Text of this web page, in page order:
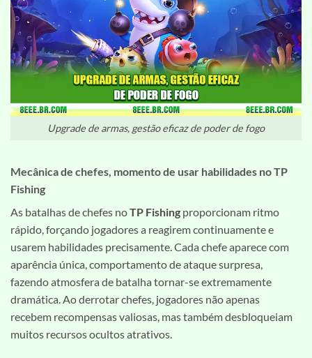
Upgrade de armas, gestão eficaz de poder de fogo
Mecânica de chefes, momento de usar habilidades no TP
Fishing
As batalhas de chefes noTP Fishing proporcionam ritmo
rápido, forçando jogadores a reagirem continuamente e
usarem habilidades precisamente. Cada chefe aparece com
aparência única, comportamento de ataque surpresa,
fazendo atmosfera de batalha tornar-se extremamente
dramática. Ao derrotar chefes, jogadores não apenas
recebem recompensas valiosas, mas também desbloqueiam
muitos recursos ocultos atrativos.